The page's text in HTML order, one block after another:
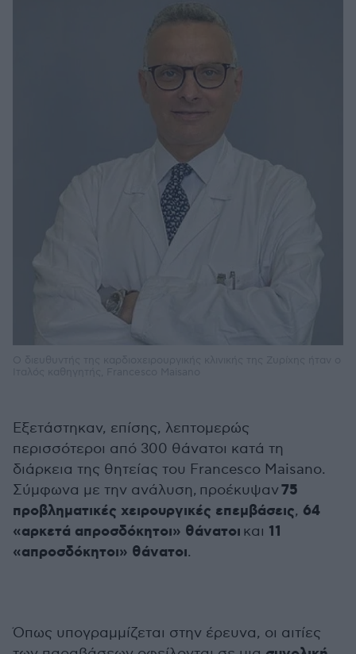
Εξετάστηκαν, επίσης, λεπτομερώς
περισσότεροι από 300 θάνατοι κατά τη
διάρκεια της θητείας του Francesco Maisano.
Σύμφωνα με την ανάλυση, προέκυψαν75
προβληματικές χειρουργικές επεμβάσεις, 64
«αρκετά απροσδόκητοι» θάνατοι και 11
«απροσδόκητοι» θάνατοι.
Όπως υπογραμμίζεται στην έρευνα, οι αιτίες